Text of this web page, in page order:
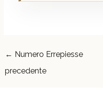
← Numero Errepiesse
precedente